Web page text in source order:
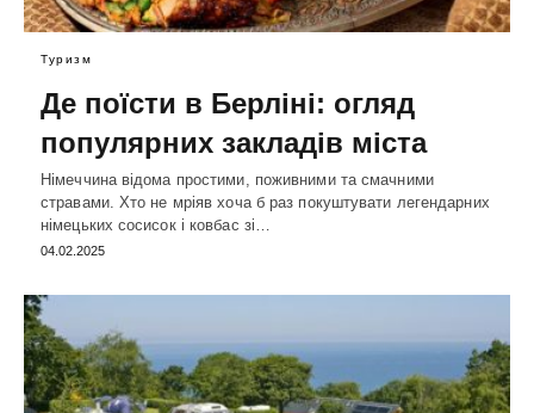
Туризм
Де поїсти в Берліні: огляд
популярних закладів міста
Німеччина відома простими, поживними та смачними
стравами. Хто не мріяв хоча б раз покуштувати легендарних
німецьких сосисок і ковбас зі…
04.02.2025